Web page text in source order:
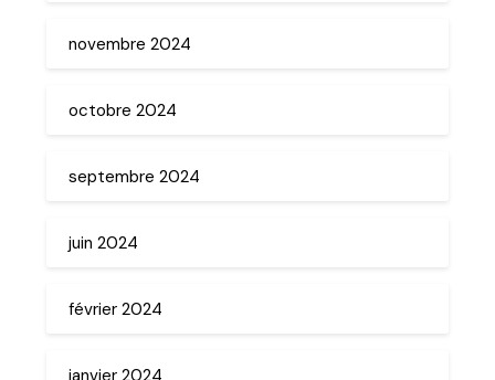
novembre 2024
octobre 2024
septembre 2024
juin 2024
février 2024
janvier 2024